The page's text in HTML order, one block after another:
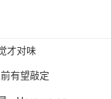
才对味
有望敲定